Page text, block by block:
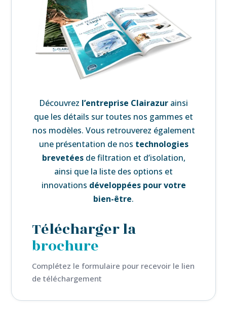
Découvrez l’entreprise Clairazur ainsi
que les détails sur toutes nos gammes et
nos modèles. Vous retrouverez également
une présentation de nos technologies
brevetéesde filtration et d’isolation,
ainsi que la liste des options et
innovations développées pour votre
bien-être.
Télécharger la
brochure
Complétez le formulaire pour recevoir le lien
de téléchargement